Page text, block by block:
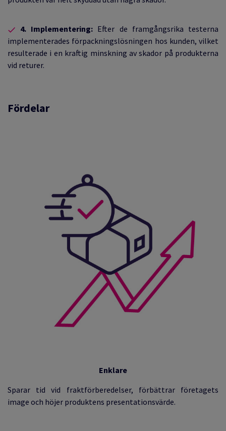
4. Implementering: Efter de framgångsrika testerna
implementerades förpackningslösningen hos kunden, vilket
resulterade i en kraftig minskning av skador på produkterna
vid returer.
Fördelar
Enklare
Sparar tid vid fraktförberedelser, förbättrar företagets
image och höjer produktens presentationsvärde.